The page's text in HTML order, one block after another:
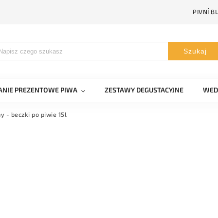
PIVNÍ
Szukaj
PREZENTOWE PIWA ZESTAWY DEGUSTACYJNE
- beczki po piwie 15l